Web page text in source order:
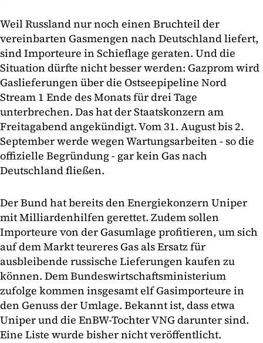
Weil Russland nur noch einen Bruchteil der
vereinbarten Gasmengen nach Deutschland liefert,
sind Importeure in Schieflage geraten. Und die
Situation dürfte nicht besser werden: Gazprom wird
Gaslieferungen über die Ostseepipeline Nord
Stream 1 Ende des Monats für drei Tage
unterbrechen. Das hat der Staatskonzern am
Freitagabend angekündigt. Vom 31. August bis 2.
September werde wegen Wartungsarbeiten - so die
offizielle Begründung - gar kein Gas nach
Deutschland fließen.
Der Bund hat bereits den Energiekonzern Uniper
mit Milliardenhilfen gerettet. Zudem sollen
Importeure von der Gasumlage profitieren, um sich
auf dem Markt teureres Gas als Ersatz für
ausbleibende russische Lieferungen kaufen zu
können. Dem Bundeswirtschaftsministerium
zufolge kommen insgesamt elf Gasimporteure in
den Genuss der Umlage. Bekannt ist, dass etwa
Uniper und die EnBW-Tochter VNG darunter sind.
Eine Liste wurde bisher nicht veröffentlicht.